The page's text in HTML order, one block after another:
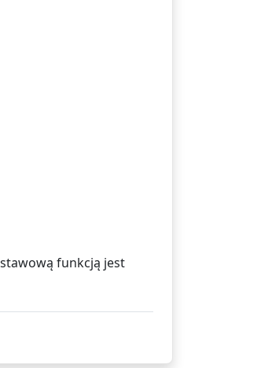
funkcją jest